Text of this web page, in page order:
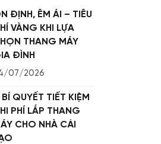
ĐỊNH, ÊM ÁI – TIÊU
VÀNG KHI LỰA
THANG MÁY
ĐÌNH
07/2026
QUYẾT TIẾT KIỆM
PHÍ LẮP THANG
CHO NHÀ CẢI